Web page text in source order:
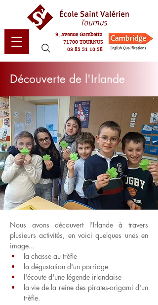
9, avenue Gambetta
71700 TOURNUS
03 85 51 10 58
Découverte de l'Irlande
Nous avons découvert l'Irlande à travers
plusieurs activités, en voici quelques unes en
image...
la chasse au trèfle
la dégustation d'un porridge
l'écoute d'une légende irlandaise
la vie de la reine des pirates-origami d'un
trèfle.